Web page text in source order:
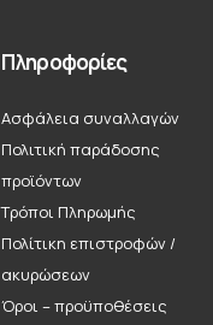
Πληροφορίες
Ασφάλεια συναλλαγών
Πολιτική παράδοσης
προϊόντων
Τρόποι Πληρωμής
Πολίτικη επιστροφών /
ακυρώσεων
Όροι – προϋποθέσεις